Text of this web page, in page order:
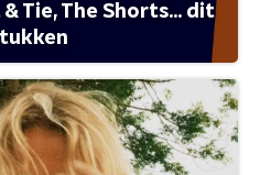
Tie, The Shorts... dit